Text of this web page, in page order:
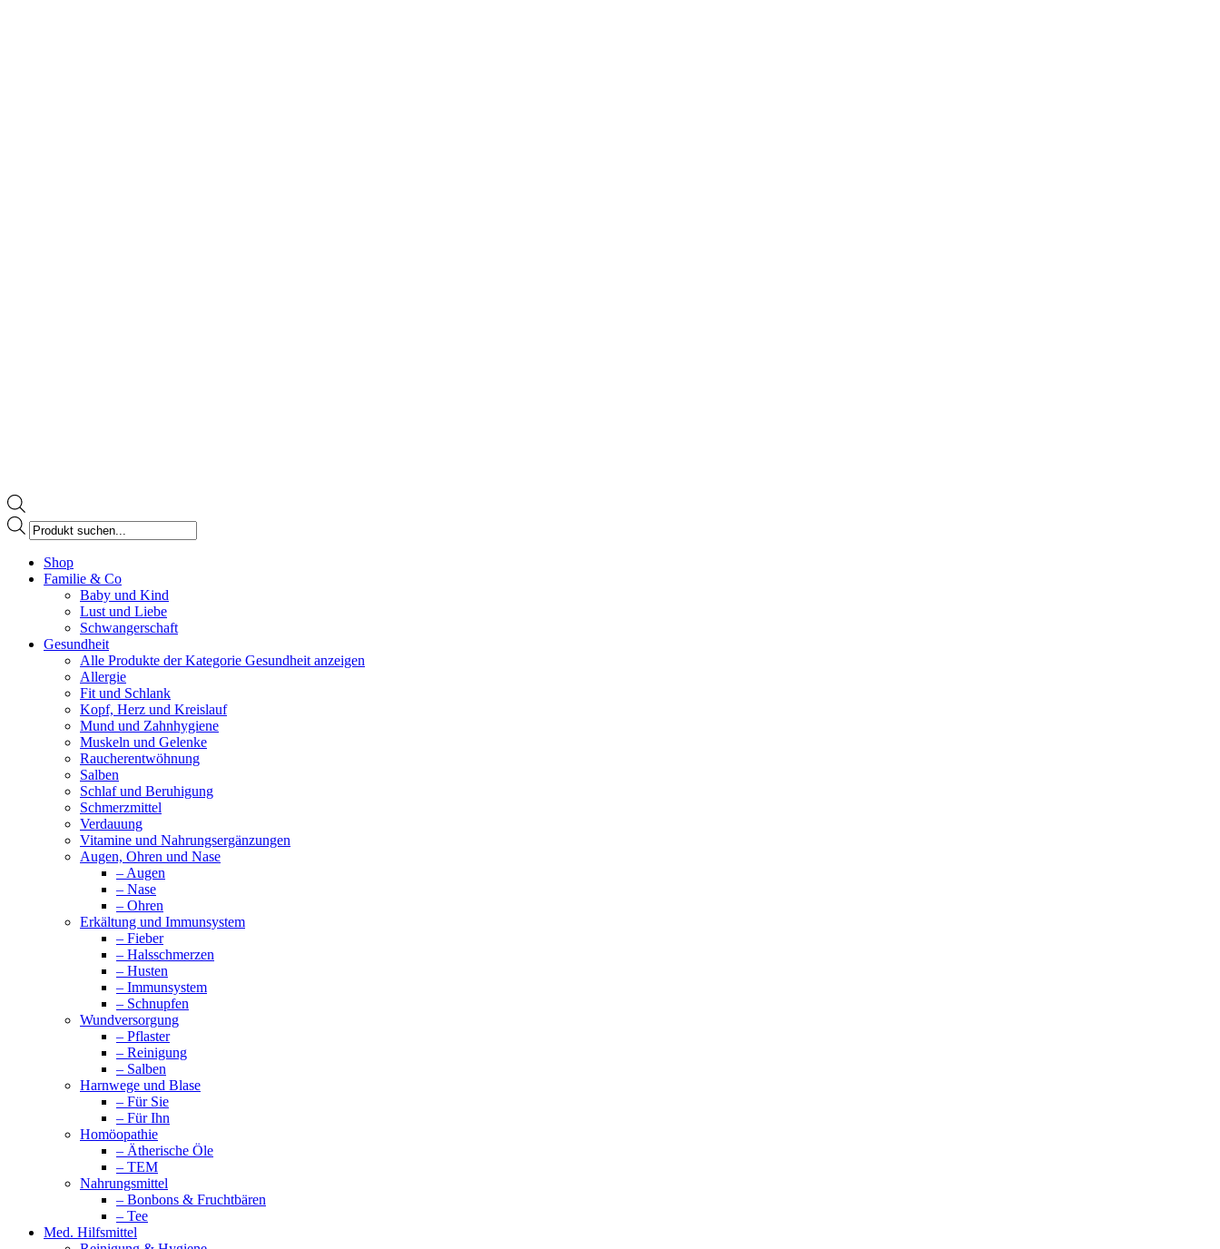
Products
search
page
opens
Shop
Familie & Co
Baby und Kind
Lust und Liebe
Schwangerschaft
Gesundheit
Alle Produkte der Kategorie Gesundheit anzeigen
Allergie
Fit und Schlank
Kopf, Herz und Kreislauf
Mund und Zahnhygiene
Muskeln und Gelenke
Raucherentwöhnung
Salben
Schlaf und Beruhigung
Schmerzmittel
Verdauung
Vitamine und Nahrungsergänzungen
Augen, Ohren und Nase
– Augen
– Nase
– Ohren
Erkältung und Immunsystem
– Fieber
– Halsschmerzen
– Husten
– Immunsystem
– Schnupfen
Wundversorgung
– Pflaster
– Reinigung
– Salben
Harnwege und Blase
– Für Sie
– Für Ihn
Homöopathie
– Ätherische Öle
– TEM
Nahrungsmittel
– Bonbons & Fruchtbären
– Tee
Med. Hilfsmittel